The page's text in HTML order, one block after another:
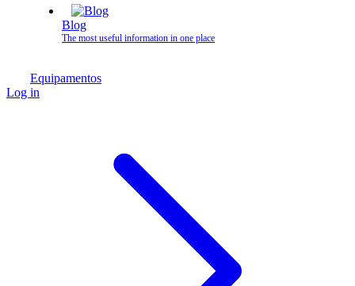
Blog
The most useful information in one place
Equipamentos
Log in